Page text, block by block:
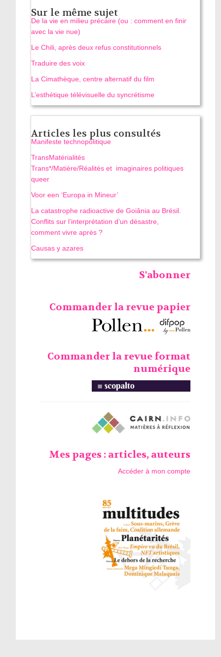
Sur le même sujet
De la vie en milieu précaire (ou : comment en finir
avec la vie nue)
Le Chili, après deux refus constitutionnels
Traduire des voix
La Cimathèque, centre alternatif du film
L’esthétique télévisuelle du syncrétisme
Articles les plus consultés
Manifeste technopolitique
TransMatérialités
Trans*/Matière/Réalités et imaginaires politiques
queer
Voor een ‘Europa in Mineur’
La catastrophe radioactive de Goiânia au Brésil.
Conflits sur l’interprétation d’un désastre,
comment vivre après ?
Causas y azares
S'abonner
Commander la revue papier
Commander la revue format
numérique
Mes pages : articles, auteurs
Accéder à mon compte